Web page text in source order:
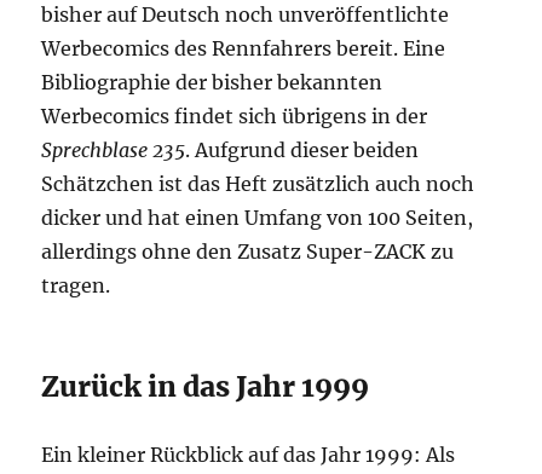
bisher auf Deutsch noch unveröffentlichte
Werbecomics des Rennfahrers bereit. Eine
Bibliographie der bisher bekannten
Werbecomics findet sich übrigens in der
Sprechblase 235. Aufgrund dieser beiden
Schätzchen ist das Heft zusätzlich auch noch
dicker und hat einen Umfang von 100 Seiten,
allerdings ohne den Zusatz Super-ZACK zu
tragen.
Zurück in das Jahr 1999
Ein kleiner Rückblick auf das Jahr 1999: Als